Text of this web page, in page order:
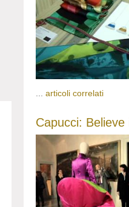
... articoli correlati
Capucci: